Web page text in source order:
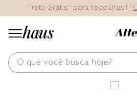
Frete Grátis* para todo Brasil |
O que você busca hoje?